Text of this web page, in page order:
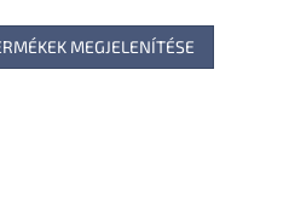
MEGJELENÍTÉSE